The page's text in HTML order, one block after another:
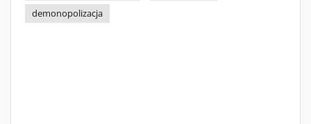
demonopolizacja